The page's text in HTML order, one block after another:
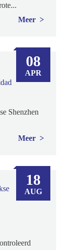
Meer
Shenzhen
Meer
08
APR
18
AUG